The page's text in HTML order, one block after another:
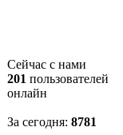
Сейчас с нами
201 пользователей
онлайн
За сегодня: 8781